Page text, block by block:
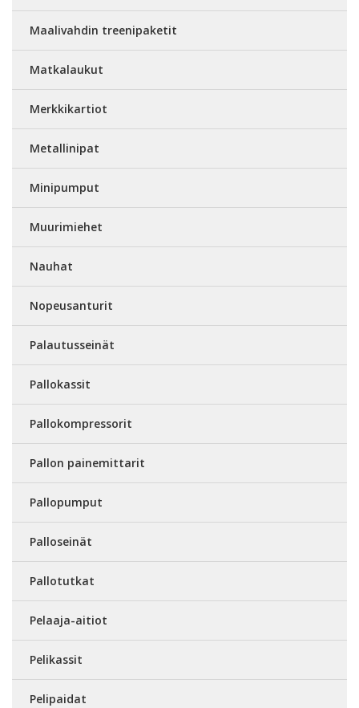
Maalivahdin treenipaketit
Matkalaukut
Merkkikartiot
Metallinipat
Minipumput
Muurimiehet
Nauhat
Nopeusanturit
Palautusseinät
Pallokassit
Pallokompressorit
Pallon painemittarit
Pallopumput
Palloseinät
Pallotutkat
Pelaaja-aitiot
Pelikassit
Pelipaidat